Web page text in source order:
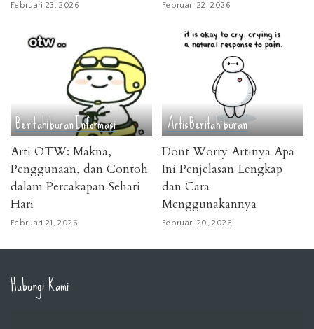
Februari 23, 2026 Februari 22, 2026
BeritahiburanInformasi
Arti OTW: Makna,
Penggunaan, dan Contoh
dalam Percakapan Sehari
Hari
Februari 21, 2026
ArtisBeritahiburan
Dont Worry Artinya Apa
Ini Penjelasan Lengkap
dan Cara
Menggunakannya
Februari 20, 2026
Hubungi Kami